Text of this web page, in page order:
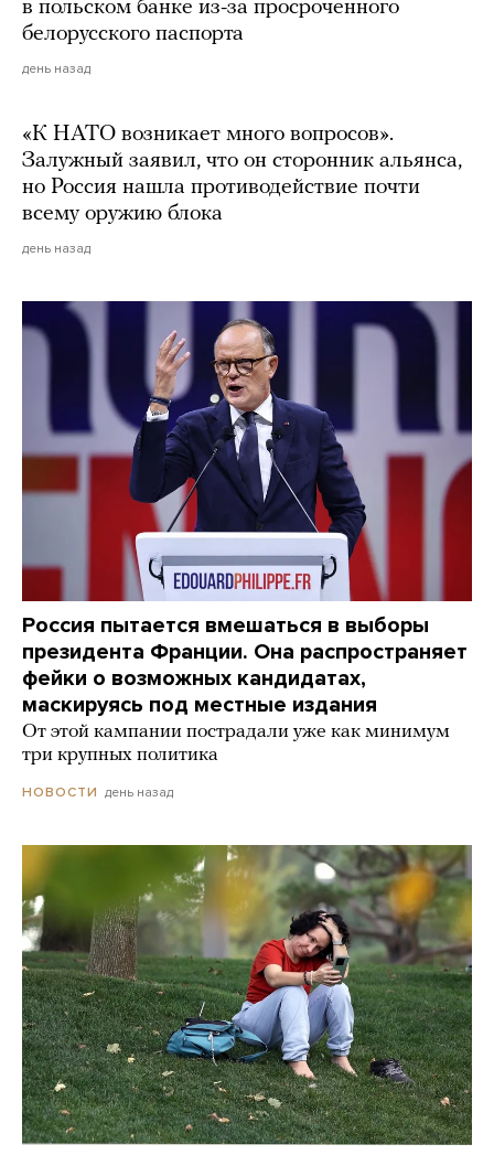
в польском банке из-за просроченного
белорусского паспорта
день назад
«К НАТО возникает много вопросов».
Залужный заявил, что он сторонник альянса,
но Россия нашла противодействие почти
всему оружию блока
день назад
Россия пытается вмешаться в выборы
президента Франции. Она распространяет
фейки о возможных кандидатах,
маскируясь под местные издания
От этой кампании пострадали уже как минимум
три крупных политика
НОВОСТИ день назад